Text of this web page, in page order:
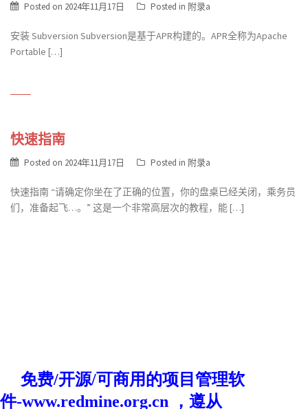
Posted on 2024年11月17日 Posted in 附录a
安装 Subversion Subversion是基于APR构建的。APR全称为Apache
Portable […]
快速指南
Posted on 2024年11月17日 Posted in 附录a
快速指南 “请确定你坐在了正确的位置，你的盘桌已经关闭，乘务员
们，准备起飞…。” 这是一个非常高层次的教程，能 […]